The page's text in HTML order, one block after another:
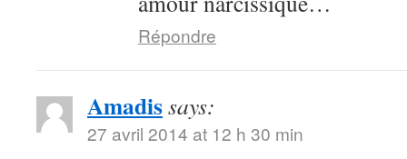
Répondre
Amadissays:
27 avril 2014 at 12 h 30 min